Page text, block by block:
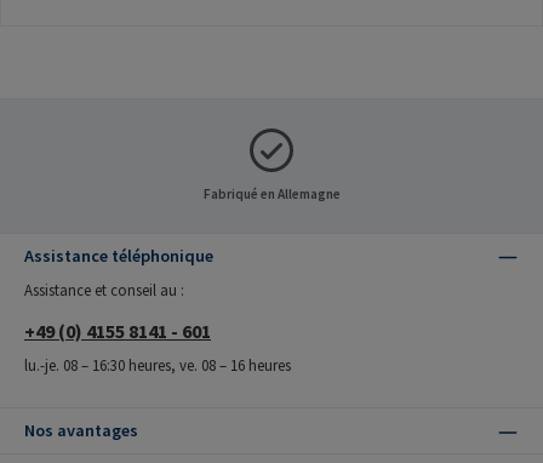
Fabriqué en Allemagne
Assistance téléphonique
Assistance et conseil au :
+49 (0) 4155 8141 - 601
lu.-je. 08 – 16:30 heures, ve. 08 – 16 heures
Nos avantages